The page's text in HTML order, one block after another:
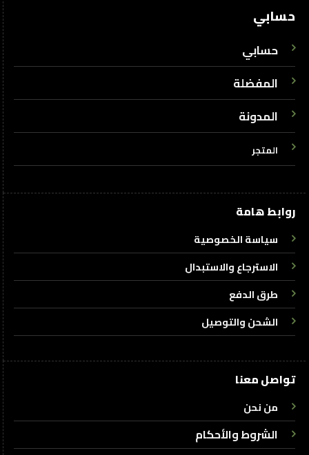
حسابي
حسابي
المفضلة
المدونة
المتجر
روابط هامة
سياسة الخصوصية
الاسترجاع والاستبدال
طرق الدفع
الشحن والتوصيل
تواصل معنا
من نحن
الشروط والأحكام